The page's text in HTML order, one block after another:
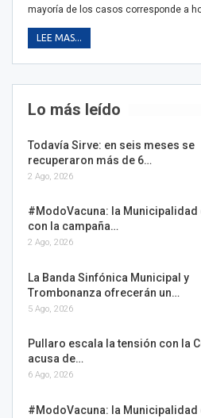
mayoría de los casos corresponde a
LEE MAS...
Lo más leído
Todavía Sirve: en seis meses se
recuperaron más de 6…
2 Ago, 2026
#ModoVacuna: la Municipalidad
con la campaña…
2 Ago, 2026
La Banda Sinfónica Municipal y
Trombonanza ofrecerán un…
5 Ago, 2026
Pullaro escala la tensión con la
acusa de…
6 Ago, 2026
#ModoVacuna: la Municipalidad